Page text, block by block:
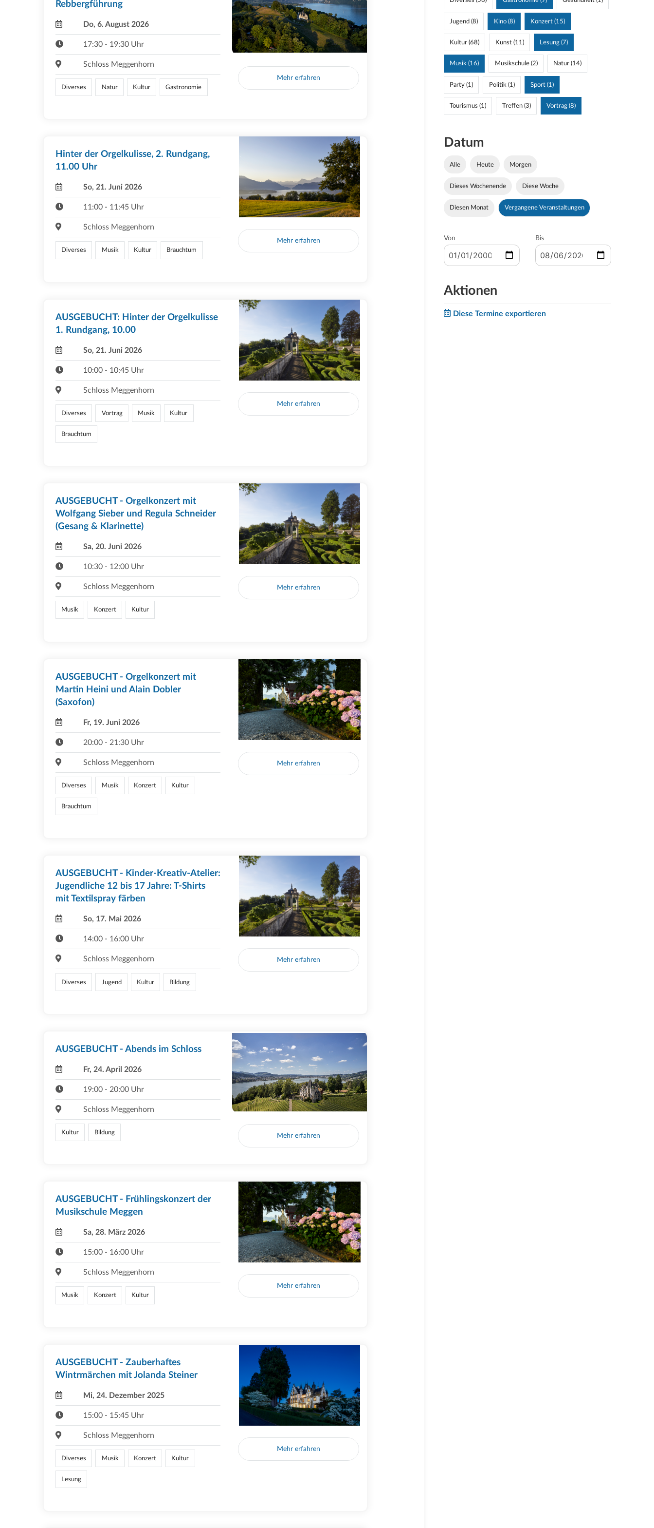
Rebbergführung
Do, 6. August 2026
17:30 - 19:30 Uhr
Schloss Meggenhorn
Diverses Natur Kultur Gastronomie
Mehr erfahren
Hinter der Orgelkulisse, 2. Rundgang,
11.00 Uhr
So, 21. Juni 2026
11:00 - 11:45 Uhr
Schloss Meggenhorn
Diverses Musik Kultur Brauchtum
Mehr erfahren
AUSGEBUCHT: Hinter der Orgelkulisse
1. Rundgang, 10.00
So, 21. Juni 2026
10:00 - 10:45 Uhr
Schloss Meggenhorn
Diverses Vortrag Musik Kultur
Brauchtum
Mehr erfahren
AUSGEBUCHT - Orgelkonzert mit
Wolfgang Sieber und Regula Schneider
(Gesang & Klarinette)
Sa, 20. Juni 2026
10:30 - 12:00 Uhr
Schloss Meggenhorn
Musik Konzert Kultur
Mehr erfahren
AUSGEBUCHT - Orgelkonzert mit
Martin Heini und Alain Dobler
(Saxofon)
Fr, 19. Juni 2026
20:00 - 21:30 Uhr
Schloss Meggenhorn
Diverses Musik Konzert Kultur
Brauchtum
Mehr erfahren
AUSGEBUCHT - Kinder-Kreativ-Atelier:
Jugendliche 12 bis 17 Jahre: T-Shirts
mit Textilspray färben
So, 17. Mai 2026
14:00 - 16:00 Uhr
Schloss Meggenhorn
Diverses Jugend Kultur Bildung
Mehr erfahren
AUSGEBUCHT - Abends im Schloss
Fr, 24. April 2026
19:00 - 20:00 Uhr
Schloss Meggenhorn
Kultur Bildung Mehr erfahren
AUSGEBUCHT - Frühlingskonzert der
Musikschule Meggen
Sa, 28. März 2026
15:00 - 16:00 Uhr
Schloss Meggenhorn
Musik Konzert Kultur
Mehr erfahren
AUSGEBUCHT - Zauberhaftes
Wintrmärchen mit Jolanda Steiner
Mi, 24. Dezember 2025
15:00 - 15:45 Uhr
Schloss Meggenhorn
Diverses Musik Konzert Kultur
Lesung
Mehr erfahren
Jugend (8) Kino (8) Konzert (15)
Kultur (68) Kunst (11) Lesung (7)
Musik (16) Musikschule (2) Natur (14)
Party (1) Politik (1) Sport (1)
Tourismus (1) Treffen (3) Vortrag (8)
Datum
Alle Heute Morgen
Dieses Wochenende Diese Woche
Diesen Monat Vergangene Veranstaltungen
Von Bis
Aktionen
Diese Termine exportieren